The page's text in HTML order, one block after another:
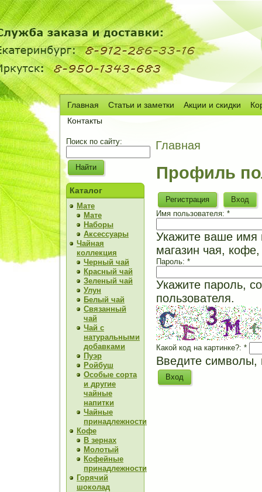
Главная Статьи и заметки Акции и скидки
Контакты
Поиск по сайту:
Каталог
Мате
Мате
Наборы
Аксессуары
Чайная
коллекция
Черный чай
Красный чай
Зеленый чай
Улун
Белый чай
Связанный
чай
Чай с
натуральными
добавками
Пуэр
Ройбуш
Особые сорта
и другие
чайные
напитки
Чайные
принадлежности
Кофе
В зернах
Молотый
Кофейные
принадлежности
Горячий
шоколад
Главная
Профиль
Регистрация
Вход
Имя пользователя: *
Укажите ваше имя
магазин чая,
Пароль: *
Укажите пароль,
пользователя.
Какой код на картинке?: *
Введите символы,